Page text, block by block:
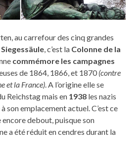
au carrefour des cinq grandes
Siegessäule, c’est la Colonne de la
commémore les campagnes
de 1864, 1866, et 1870 (contre
et la France). A l’origine elle se
Reichstag mais en 1938les nazis
son emplacement actuel. C’est ce
encore debout, puisque son
a été réduit en cendres durant la